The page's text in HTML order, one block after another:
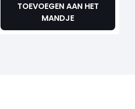
TOEVOEGEN AAN HET
MANDJE